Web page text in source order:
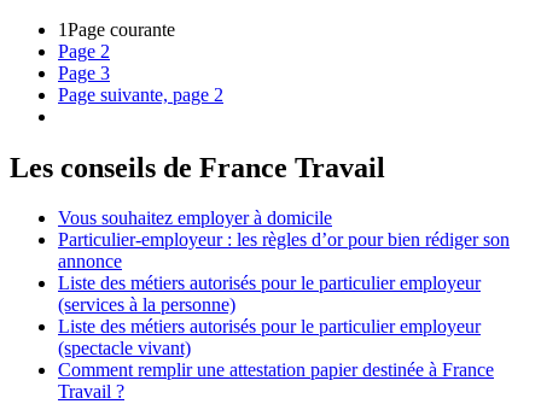
1Page courante
Page 2
Page 3
Page suivante, page 2
Les conseils de France Travail
Vous souhaitez employer à domicile
Particulier-employeur : les règles d’or pour bien rédiger son
annonce
Liste des métiers autorisés pour le particulier employeur
(services à la personne)
Liste des métiers autorisés pour le particulier employeur
(spectacle vivant)
Comment remplir une attestation papier destinée à France
Travail ?